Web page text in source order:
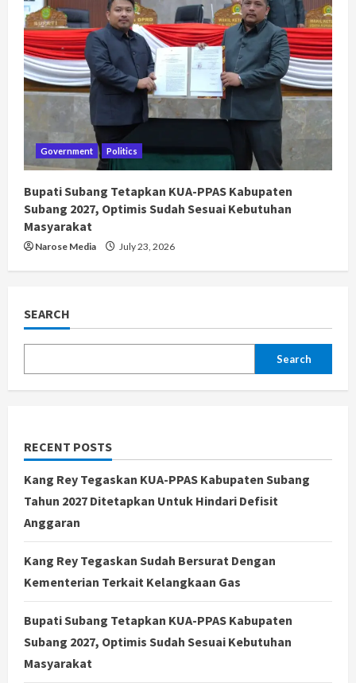
Government Politics
Bupati Subang Tetapkan KUA-PPAS Kabupaten
Subang 2027, Optimis Sudah Sesuai Kebutuhan
Masyarakat
Narose Media July 23, 2026
SEARCH
Search
RECENT POSTS
Kang Rey Tegaskan KUA-PPAS Kabupaten Subang
Tahun 2027 Ditetapkan Untuk Hindari Defisit
Anggaran
Kang Rey Tegaskan Sudah Bersurat Dengan
Kementerian Terkait Kelangkaan Gas
Bupati Subang Tetapkan KUA-PPAS Kabupaten
Subang 2027, Optimis Sudah Sesuai Kebutuhan
Masyarakat